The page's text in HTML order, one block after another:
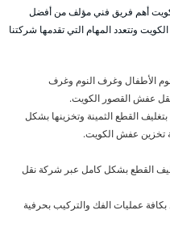
أهم فريق فني مؤلف من أفضل
وتتعدد المهام التي تقدمها شركتنا
الأطفال وغرف النوم وغرف
عفش القصور الكويت.
القطع الثمينة وتخزينها بشكل
تخزين عفش الكويت.
القطع بشكل كامل عبر شركة نقل
عمليات الفك والتركيب بحرفية